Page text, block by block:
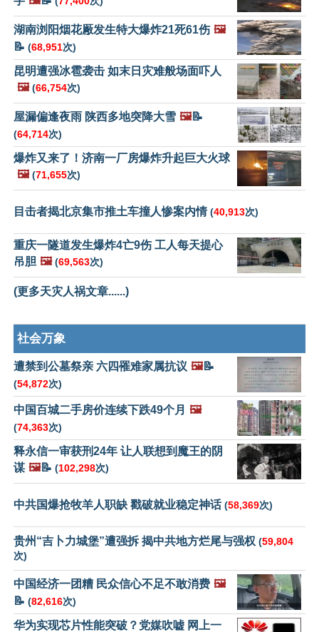
湖南浏阳烟花厰发生特大爆炸21死61伤 🖼️
📝 (68,951次)
昆明遭强冰雹袭击 如末日灾难般场面吓人
🖼️ (66,754次)
屋漏偏逢夜雨 陕西多地突降大雪 🖼️📝
(64,714次)
爆炸又来了！济南一厂房爆炸升起巨大火球
🖼️ (71,655次)
目击者揭北京集市推土车撞人惨案内情(40,913次)
重庆一隧道发生爆炸4亡9伤 工人每天提心
吊胆 🖼️ (69,563次)
(更多天灾人祸文章......)
社会万象
遭禁到公墓祭亲 六四罹难家属抗议 🖼️📝
(54,872次)
中国百城二手房价连续下跌49个月 🖼️
(74,363次)
释永信一审获刑24年 让人联想到魔王的阴
谋 🖼️📝 (102,298次)
中共国爆抢牧羊人职缺 戳破就业稳定神话(58,369次)
贵州“吉卜力城堡”遭强拆 揭中共地方烂尾与强权 (59,804
次)
中国经济一团糟 民众信心不足不敢消费 🖼️
📝 (82,616次)
华为实现芯片性能突破？党媒吹嘘 网上一